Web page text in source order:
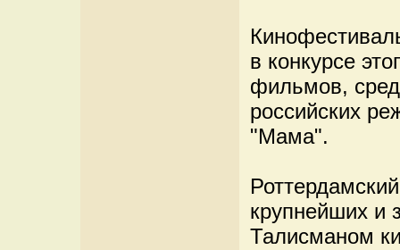
в конкурсе
фильмов,
российских
"Мама".
крупнейших и
Талисманом